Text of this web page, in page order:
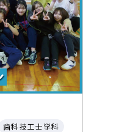
歯科技工士学科